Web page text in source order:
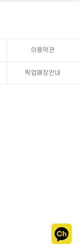
이용약관
픽업매장안내